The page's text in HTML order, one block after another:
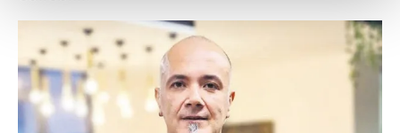
Her halükârda, kullanıcılar, bu çerezlere izin vermedikleri
takdirde, kullanıcılara hedefli reklamlar
gösterilmeyecektir."
Sizlere daha iyi bir hizmet sunabilmek için İnternet